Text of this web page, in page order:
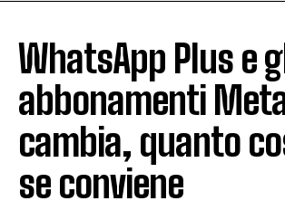
WhatsApp Plus e
abbonamenti
cambia, quanto
se conviene